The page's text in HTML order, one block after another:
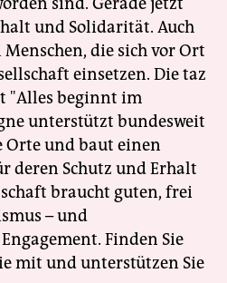
und Solidarität. Auch
die sich vor Ort
einsetzen. Die taz
"Alles beginnt im
unterstützt bundesweit
Orte und baut einen
deren Schutz und Erhalt
braucht guten, frei
– und
Finden Sie
mit und unterstützen Sie